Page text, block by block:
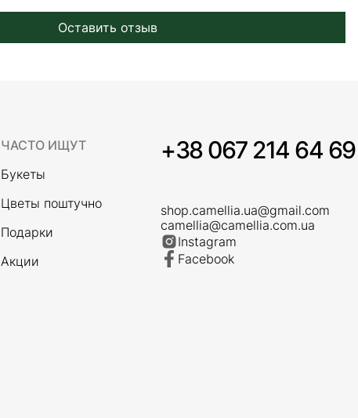
Оставить отзыв
ЧАСТО ИЩУТ
Букеты
Цветы поштучно
Подарки
Акции
+38 067 214 64 69
shop.camellia.ua@gmail.com
camellia@camellia.com.ua
Instagram
Facebook